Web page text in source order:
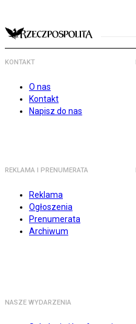
KONTAKT
O nas
Kontakt
Napisz do nas
REKLAMA I PRENUMERATA
Reklama
Ogłoszenia
Prenumerata
Archiwum
NASZE WYDARZENIA